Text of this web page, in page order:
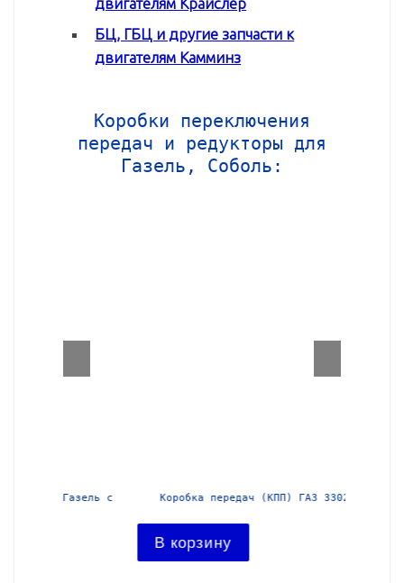
двигателям Крайслер
БЦ, ГБЦ и другие запчасти к
двигателям Камминз
Коробки переключения
передач и редукторы для
Газель, Соболь:
Коробка передач (КПП) ГАЗ 3302 Газель
В корзину